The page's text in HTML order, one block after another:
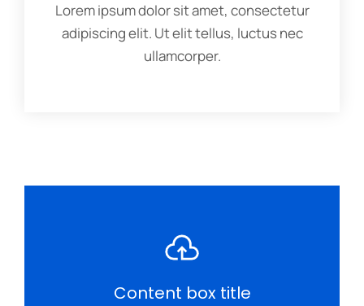
Lorem ipsum dolor sit amet, consectetur
adipiscing elit. Ut elit tellus, luctus nec
ullamcorper.
Content box title